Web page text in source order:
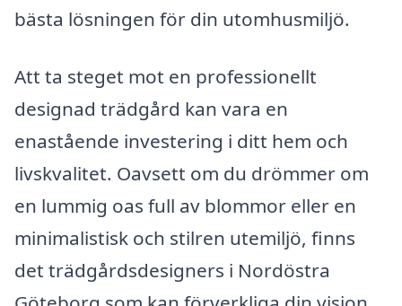
bästa lösningen för din utomhusmiljö.
Att ta steget mot en professionellt
designad trädgård kan vara en
enastående investering i ditt hem och
livskvalitet. Oavsett om du drömmer om
en lummig oas full av blommor eller en
minimalistisk och stilren utemiljö, finns
det trädgårdsdesigners i Nordöstra